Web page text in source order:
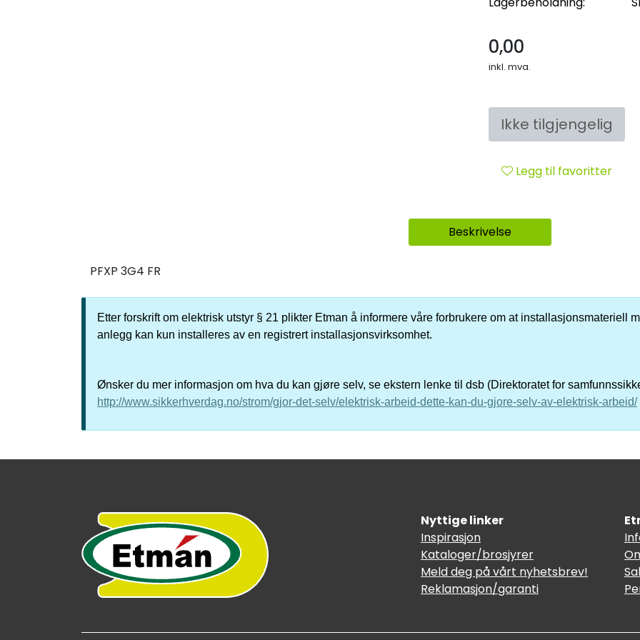
0,00
inkl. mva.
Ikke tilgjengelig
Legg til favoritter
Beskrivelse
PFXP 3G4 FR
Etter forskrift om elektrisk utstyr § 21 plikter Etman å informere våre forbrukere om at installasjonsmateriell
anlegg kan kun installeres av en registrert installasjonsvirksomhet.
Ønsker du mer informasjon om hva du kan gjøre selv, se ekstern lenke til dsb (Direktoratet for
http://www.sikkerhverdag.no/strom/gjor-det-selv/elektrisk-arbeid-dette-kan-du-gjore-selv-av-elektrisk-arbeid/
Nyttige linker
Inspirasjon
Kataloger/brosjyrer
Meld deg på vårt nyhetsbrev!
Reklamasjon/garanti